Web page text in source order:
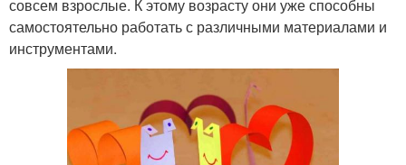
совсем взрослые. К этому возрасту они уже способны
самостоятельно работать с различными материалами и
инструментами.